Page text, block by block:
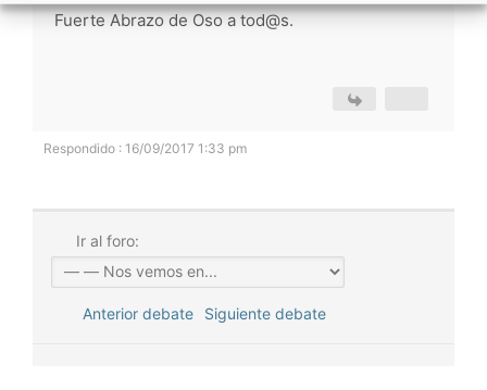
Fuerte Abrazo de Oso a tod@s.
Respondido : 16/09/2017 1:33 pm
Ir al foro:
Anterior debate Siguiente debate